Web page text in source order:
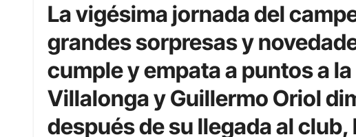
La vigésima jornada del
grandes sorpresas y
cumple y empata a puntos a
Villalonga y Guillermo Oriol
después de su llegada al